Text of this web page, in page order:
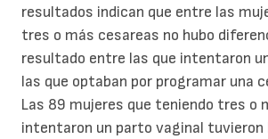
resultados indican que entre las
tres o más cesareas no hubo
resultado entre las que intentaron
las que optaban por programar una
Las 89 mujeres que teniendo tres o
intentaron un parto vaginal tuvieron